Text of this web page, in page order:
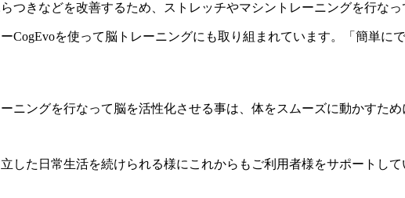
つきなどを改善するため、ストレッチやマシントレーニングを行なっ
CogEvoを使って脳トレーニングにも取り組まれています。「簡単に
ニングを行なって脳を活性化させる事は、体をスムーズに動かすため
した日常生活を続けられる様にこれからもご利用者様をサポートして